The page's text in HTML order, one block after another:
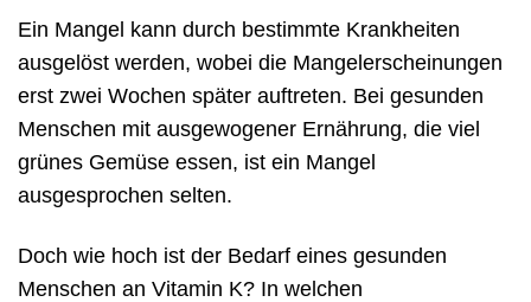
Ein Mangel kann durch bestimmte Krankheiten
ausgelöst werden, wobei die Mangelerscheinungen
erst zwei Wochen später auftreten. Bei gesunden
Menschen mit ausgewogener Ernährung, die viel
grünes Gemüse essen, ist ein Mangel
ausgesprochen selten.
Doch wie hoch ist der Bedarf eines gesunden
Menschen an Vitamin K? In welchen